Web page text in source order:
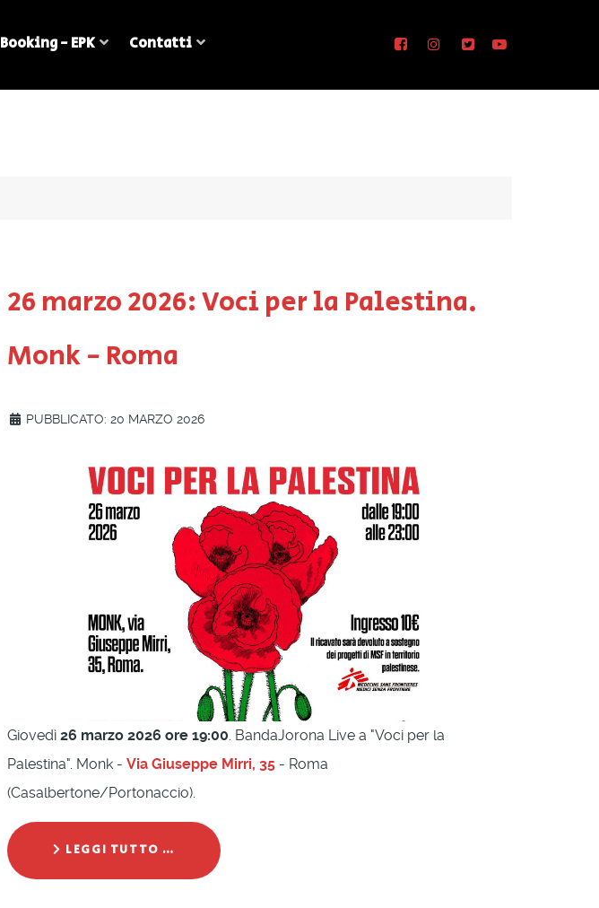
Booking - EPK Contatti
26 marzo 2026: Voci per la Palestina.
Monk - Roma
PUBBLICATO: 20 MARZO 2026
Giovedì 26 marzo 2026 ore 19:00. BandaJorona Live a "Voci per la
Palestina". Monk - Via Giuseppe Mirri, 35 - Roma
(Casalbertone/Portonaccio).
LEGGI TUTTO …